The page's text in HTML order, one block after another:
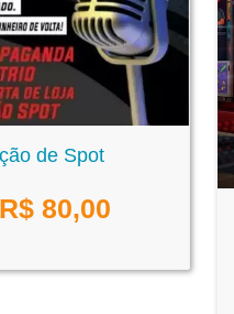
de Spot
R$ 80,00